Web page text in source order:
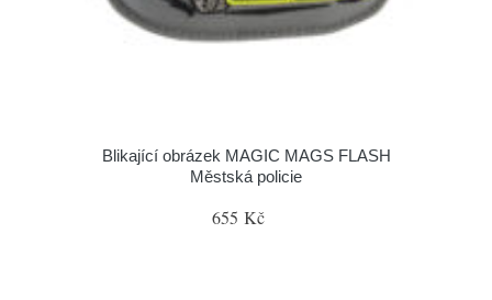
Blikající obrázek MAGIC MAGS FLASH
Městská policie
655 Kč